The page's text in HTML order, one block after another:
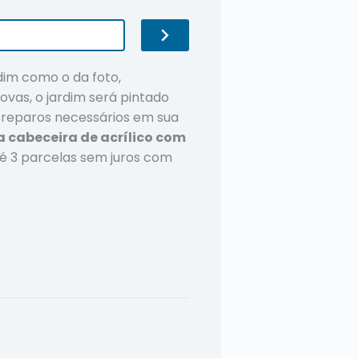
como o da foto,
o jardim será pintado
necessários em sua
cabeceira de acrílico com
3 parcelas sem juros com